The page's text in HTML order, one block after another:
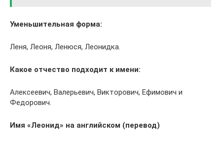
Уменьшительная форма:
Леня, Леоня, Ленюся, Леонидка.
Какое отчество подходит к имени:
Алексеевич, Валерьевич, Викторович, Ефимович и
Федорович.
Имя «Леонид» на английском (перевод)